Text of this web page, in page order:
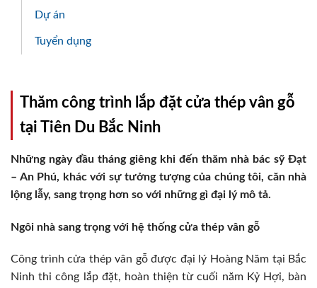
Dự án
Tuyển dụng
Thăm công trình lắp đặt cửa thép vân gỗ
tại Tiên Du Bắc Ninh
Những ngày đầu tháng giêng khi đến thăm nhà bác sỹ Đạt
– An Phú, khác với sự tưởng tượng của chúng tôi, căn nhà
lộng lẫy, sang trọng hơn so với những gì đại lý mô tả.
Ngôi nhà sang trọng với hệ thống cửa thép vân gỗ
Công trình cửa thép vân gỗ được đại lý Hoàng Năm tại Bắc
Ninh thi công lắp đặt, hoàn thiện từ cuối năm Kỷ Hợi, bàn